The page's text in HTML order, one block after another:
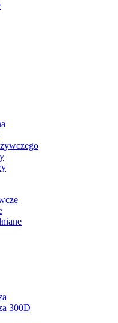
300D